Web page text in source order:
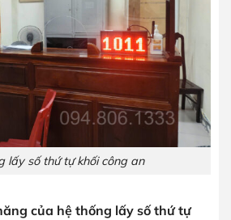
lấy số thứ tự khối công an
của hệ thống lấy số thứ tự